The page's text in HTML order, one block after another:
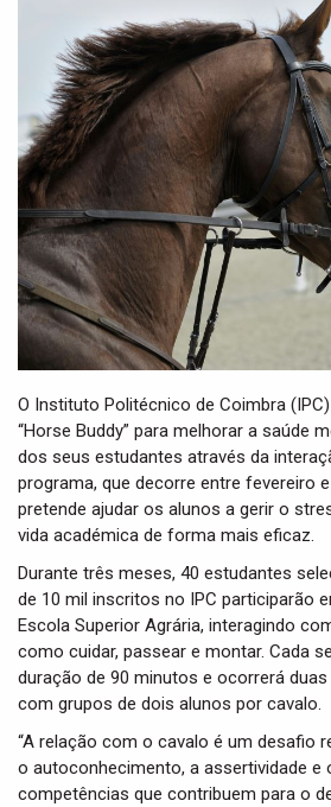
O Instituto Politécnico de Coimbra
“Horse Buddy” para melhorar a saúde
dos seus estudantes através da
programa, que decorre entre fevereiro
pretende ajudar os alunos a gerir o
vida académica de forma mais eficaz.
Durante três meses, 40 estudantes
de 10 mil inscritos no IPC participarão
Escola Superior Agrária, interagindo
como cuidar, passear e montar. Cada
duração de 90 minutos e ocorrerá
com grupos de dois alunos por cavalo.
“A relação com o cavalo é um desafio
o autoconhecimento, a assertividade e
competências que contribuem para o